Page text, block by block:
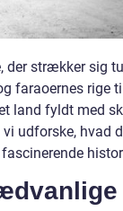
der strækker sig
faraoernes rige
land fyldt med
udforske, hvad